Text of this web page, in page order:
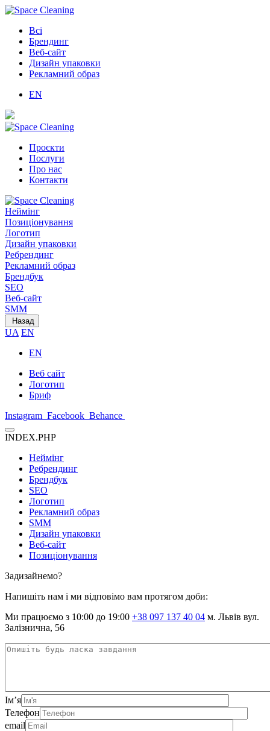
Всі
Брендинг
Веб-сайт
Дизайн упаковки
Рекламний образ
EN
Проєкти
Послуги
Про нас
Контакти
Неймінг
Позиціонування
Логотип
Дизайн упаковки
Ребрендинг
Рекламний образ
Брендбук
SEO
Веб-сайт
SMM
Назад
UA EN
EN
Веб сайт
Логотип
Бриф
Instagram Facebook Behance
INDEX.PHP
Неймінг
Ребрендинг
Брендбук
SEO
Логотип
Рекламний образ
SMM
Дизайн упаковки
Веб-сайт
Позиціонування
Задизайнемо?
Напишіть нам і ми відповімо вам протягом доби:
Ми працюємо з 10:00 до 19:00 +38 097 137 40 04 м. Львів вул.
Залізнична, 56
Ім’я
Телефон
email